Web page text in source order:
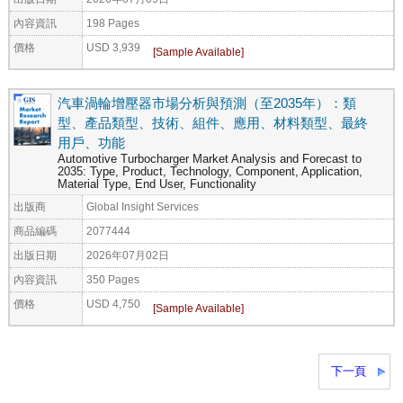
內容資訊 198 Pages
價格 USD 3,939
汽車渦輪增壓器市場分析與預測（至2035年）：類
型、產品類型、技術、組件、應用、材料類型、最終
用戶、功能
Automotive Turbocharger Market Analysis and Forecast to
2035: Type, Product, Technology, Component, Application,
Material Type, End User, Functionality
出版商 Global Insight Services
商品編碼 2077444
出版日期 2026年07月02日
內容資訊 350 Pages
價格 USD 4,750
下一頁